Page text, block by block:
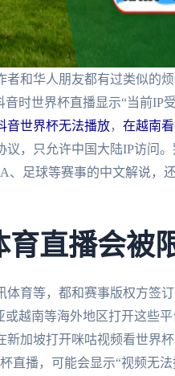
和华人朋友都有过类似的
音时世界杯直播显示“当前
音世界杯无法播放， 在越南
议，只允许中国大陆IP访问
足球等赛事的中文解说，
直播会被
育等，都和赛事版权方签
越南等海外地区打开这些
加坡打开咪咕视频看世界
直播，可能会显示“视频无